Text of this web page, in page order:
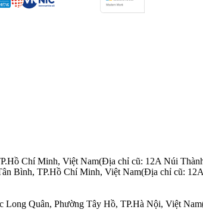
Chí Minh, Việt Nam(Địa chỉ cũ: 12A Núi
Bình, TP.Hồ Chí Minh, Việt Nam(Địa chỉ cũ:
Long Quân, Phường Tây Hồ, TP.Hà Nội, Việt Nam